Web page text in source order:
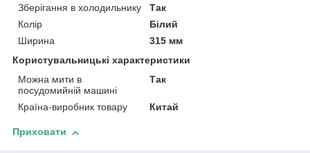
Зберігання в холодильнику
Так
Колір
Білий
Ширина
315 мм
Користувальницькі характеристики
Можна мити в
посудомийній машині
Так
Країна-виробник товару Китай
Приховати